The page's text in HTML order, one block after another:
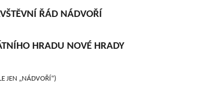
ŘÁD NÁDVOŘÍ
HRADU NOVÉ HRADY
JEN „NÁDVOŘÍ“)